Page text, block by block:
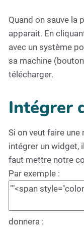
Quand on sauve la
apparait. En
avec un système
sa machine
télécharger.
Intégrer
Si on veut faire
intégrer un widget,
faut mettre notre
Par exemple :
donnera :